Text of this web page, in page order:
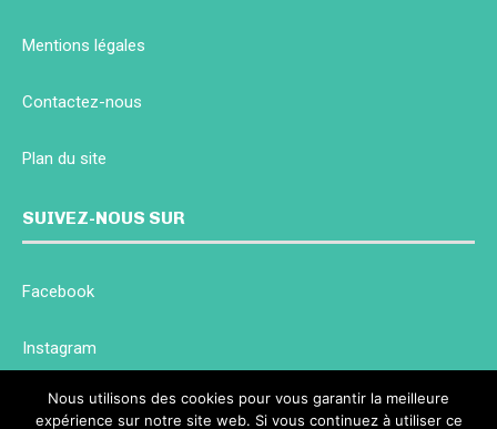
Mentions légales
Contactez-nous
Plan du site
SUIVEZ-NOUS SUR
Facebook
Instagram
Twitter
Nous utilisons des cookies pour vous garantir la meilleure
expérience sur notre site web. Si vous continuez à utiliser ce